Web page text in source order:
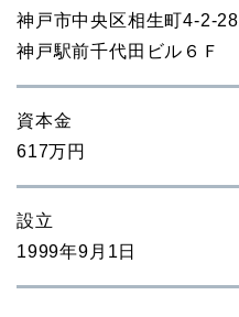
神戸市中央区相生町4-2-28
神戸駅前千代田ビル６Ｆ
資本金
617万円
設立
1999年9月1日